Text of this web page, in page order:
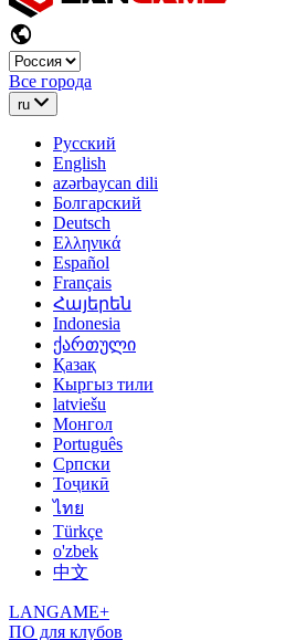
Все города
ru
Русский
English
azərbaycan dili
Болгарский
Deutsch
Ελληνικά
Español
Français
Հայերեն
Indonesia
ქართული
Қазақ
Кыргыз тили
latviešu
Монгол
Português
Српски
Тоҷикӣ
ไทย
Türkçe
o'zbek
中文
LANGAME+
ПО для клубов